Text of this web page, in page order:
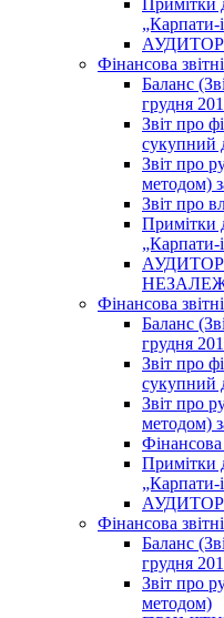
Примітки
„Карпати-
Фінансова
Баланс
грудня
Звіт про
сукупний
Звіт про
методом)
Звіт про
Примітки
„Карпати-
Фінансова
Баланс
грудня
Звіт про
сукупний
Звіт про
методом)
Фінансова
Примітки
„Карпати-
Фінансова
Баланс
грудня
Звіт про
методом)